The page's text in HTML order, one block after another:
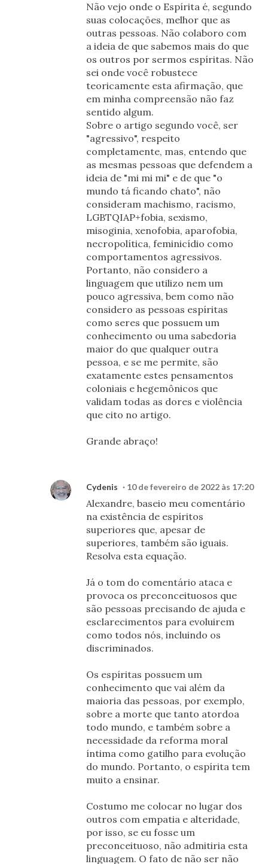
Não vejo onde o Espírita é, segundo
suas colocações, melhor que as
outras pessoas. Não colaboro com
a ideia de que sabemos mais do que
os outros por sermos espíritas. Não
sei onde você robustece
teoricamente esta afirmação, que
em minha compreensão não faz
sentido algum.
Sobre o artigo segundo você, ser
"agressivo", respeito
completamente, mas, entendo que
as mesmas pessoas que defendem a
ideia de "mi mi mi" e de que "o
mundo tá ficando chato", não
consideram machismo, racismo,
LGBTQIAP+fobia, sexismo,
misoginia, xenofobia, aparofobia,
necropolítica, feminicídio como
comportamentos agressivos.
Portanto, não considero a
linguagem que utilizo nem um
pouco agressiva, bem como não
considero as pessoas espíritas
como seres que possuem um
conhecimento ou uma sabedoria
maior do que qualquer outra
pessoa, e se me permite, são
exatamente estes pensamentos
coloniais e hegemônicos que
validam todas as dores e violência
que cito no artigo.
Grande abraço!
Cydenis 10 de fevereiro de 2022 às 17:20
Alexandre, baseio meu comentário
na existência de espíritos
superiores que, apesar de
superiores, também são iguais.
Resolva esta equação.
Já o tom do comentário ataca e
provoca os preconceituosos que
são pessoas precisando de ajuda e
esclarecimentos para evoluirem
como todos nós, incluindo os
discriminados.
Os espíritas possuem um
conhecimento que vai além da
maioria das pessoas, por exemplo,
sobre a morte que tanto atordoa
todo mundo, e também sobre a
necessidade da reforma moral
íntima como gatilho para evolução
do mundo. Portanto, o espírita tem
muito a ensinar.
Costumo me colocar no lugar dos
outros com empatia e alteridade,
por isso, se eu fosse um
preconceituoso, não admitiria esta
linguagem. O fato de não ser não